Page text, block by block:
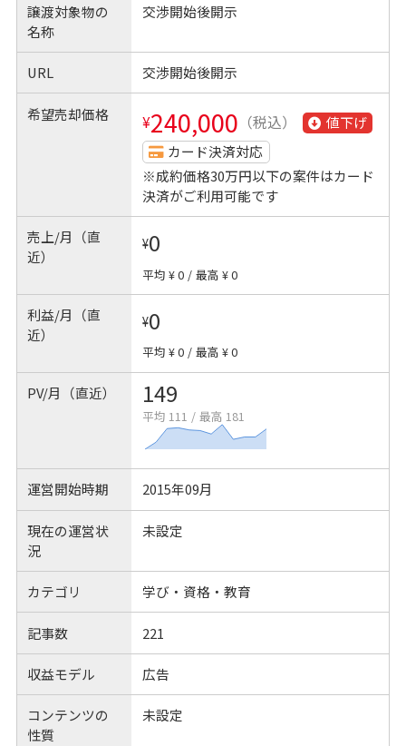
譲渡対象物の
名称
交渉開始後開示
URL 交渉開始後開示
希望売却価格 ¥240,000 （税込）
値下げ
カード決済対応
※成約価格30万円以下の案件はカード
決済がご利用可能です
売上/月（直
近）
¥0
平均 ¥ 0 / 最高 ¥ 0
利益/月（直
近）
¥0
平均 ¥ 0 / 最高 ¥ 0
PV/月（直近） 149
平均 111 / 最高 181
運営開始時期 2015年09月
現在の運営状
況
未設定
カテゴリ 学び・資格・教育
記事数 221
収益モデル 広告
コンテンツの
性質
未設定